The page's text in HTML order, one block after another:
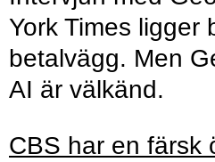
York Times ligger
betalvägg. Men
AI är välkänd.
CBS har en färsk